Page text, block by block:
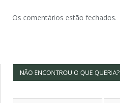
Os comentários estão fechados.
NÃO ENCONTROU O QUE QUERIA?